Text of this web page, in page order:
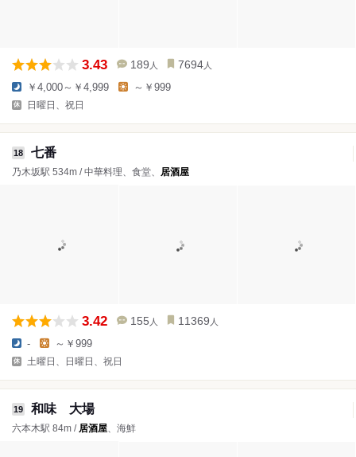
3.43 189 人 7694 人
￥4,000～￥4,999 ～￥999
日曜日、祝日
18 七番
乃木坂駅 534m / 中華料理、食堂、 居酒屋
3.42 155 人 11369 人
- ～￥999
土曜日、日曜日、祝日
19 和味 大場
六本木駅 84m / 居酒屋、海鮮